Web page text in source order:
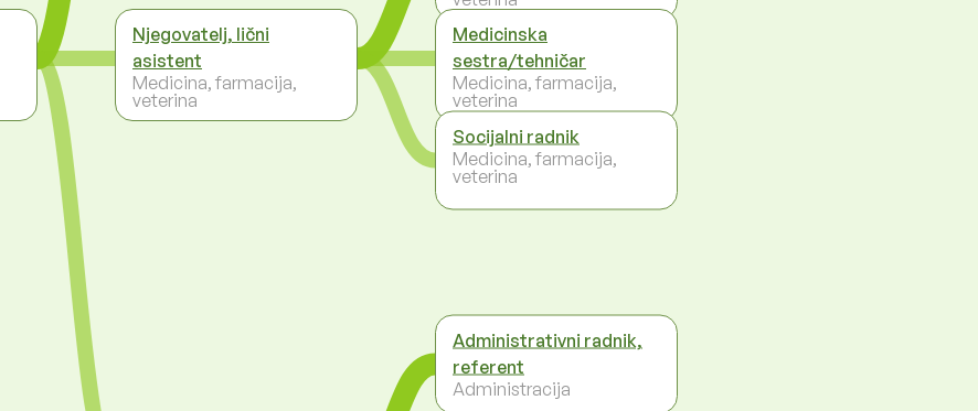
Njegovatelj, lični
asistent
Medicina, farmacija,
veterina
Medicinska
sestra/tehničar
Medicina, farmacija,
veterina
Socijalni radnik
Medicina, farmacija,
veterina
Administrativni radnik,
referent
Administracija